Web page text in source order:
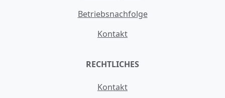
Betriebsnachfolge
Kontakt
RECHTLICHES
Kontakt